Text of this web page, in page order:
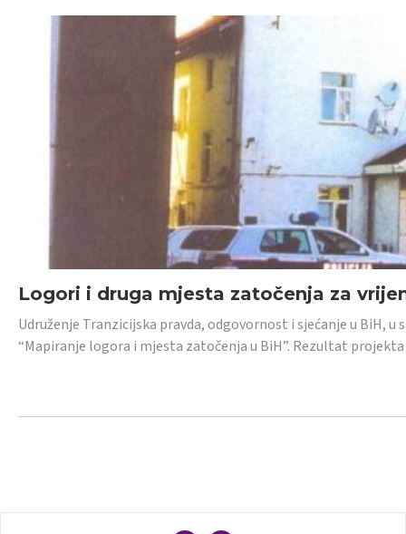
Logori i druga mjesta zatočenja za
Udruženje Tranzicijska pravda, odgovornost i sjećanje u BiH,
“Mapiranje logora i mjesta zatočenja u BiH”. Rezultat